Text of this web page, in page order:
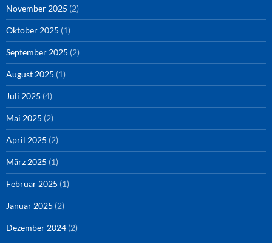
November 2025 (2)
Oktober 2025 (1)
September 2025 (2)
August 2025 (1)
Juli 2025 (4)
Mai 2025 (2)
April 2025 (2)
März 2025 (1)
Februar 2025 (1)
Januar 2025 (2)
Dezember 2024 (2)